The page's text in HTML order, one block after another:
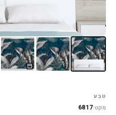
טבע
מקט:6817